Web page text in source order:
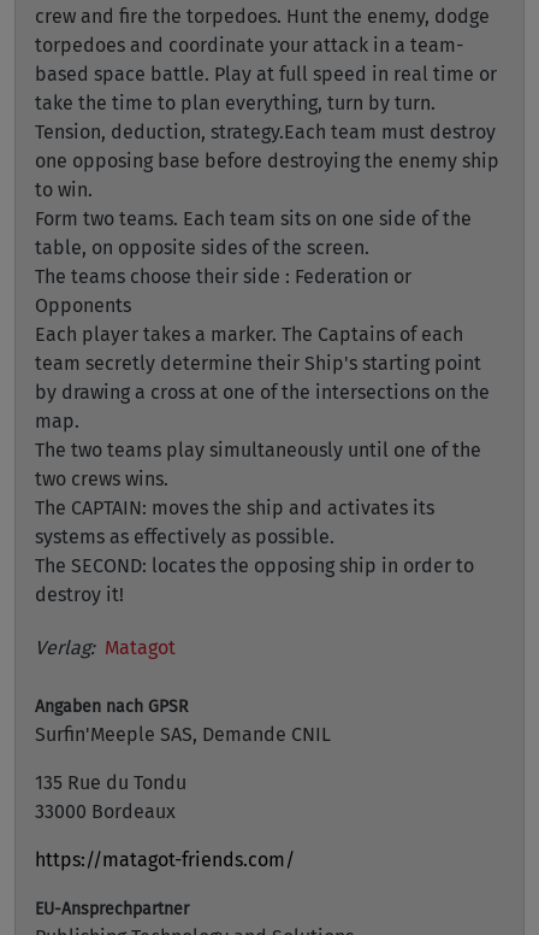
crew and fire the torpedoes. Hunt the enemy, dodge
torpedoes and coordinate your attack in a team-
based space battle. Play at full speed in real time or
take the time to plan everything, turn by turn.
Tension, deduction, strategy.Each team must destroy
one opposing base before destroying the enemy ship
to win.
Form two teams. Each team sits on one side of the
table, on opposite sides of the screen.
The teams choose their side : Federation or
Opponents
Each player takes a marker. The Captains of each
team secretly determine their Ship's starting point
by drawing a cross at one of the intersections on the
map.
The two teams play simultaneously until one of the
two crews wins.
The CAPTAIN: moves the ship and activates its
systems as effectively as possible.
The SECOND: locates the opposing ship in order to
destroy it!
Verlag: Matagot
Angaben nach GPSR
Surfin'Meeple SAS, Demande CNIL
135 Rue du Tondu
33000 Bordeaux
https://matagot-friends.com/
EU-Ansprechpartner